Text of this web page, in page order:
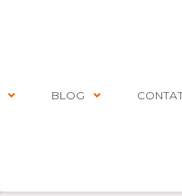
BLOG